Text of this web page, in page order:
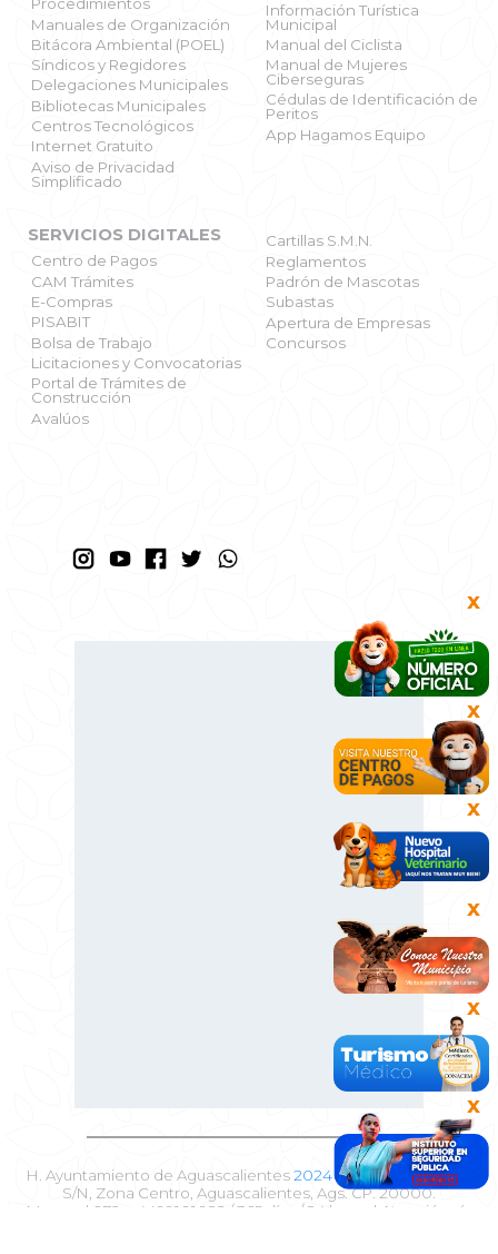
Procedimientos
Manuales de Organización
Bitácora Ambiental (POEL)
Síndicos y Regidores
Delegaciones Municipales
Bibliotecas Municipales
Centros Tecnológicos
Internet Gratuito
Aviso de Privacidad
Simplificado
Información Turística
Municipal
Manual del Ciclista
Manual de Mujeres
Ciberseguras
Cédulas de Identificación de
Peritos
App Hagamos Equipo
SERVICIOS DIGITALES
Centro de Pagos
CAM Trámites
E-Compras
PISABIT
Bolsa de Trabajo
Licitaciones y Convocatorias
Portal de Trámites de
Construcción
Avalúos
Cartillas S.M.N.
Reglamentos
Padrón de Mascotas
Subastas
Apertura de Empresas
Concursos
H. Ayuntamiento de Aguascalientes2024 - 2027. Plaza Patria
S/N, Zona Centro, Aguascalientes, Ags. CP. 20000.
Marca al 072 o 4499101022 / 365 días / 24 horas | Atención vía
X
X
X
X
X
X